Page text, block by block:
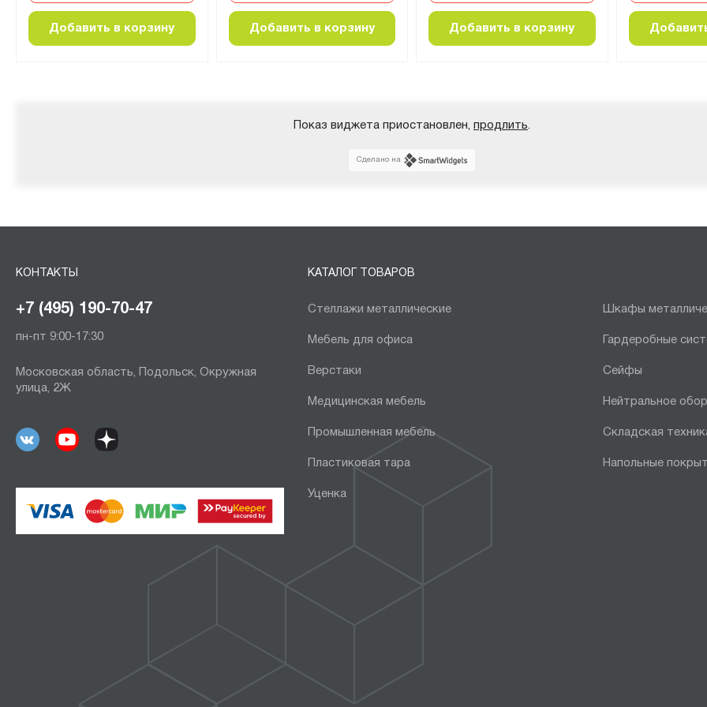
Добавить в корзину Добавить в корзину Добавить в корзину
Показ виджета приостановлен, продлить
Сделано на
КОНТАКТЫ
+7 (495) 190-70-47
пн-пт 9:00-17:30
Московская область, Подольск, Окружная
улица, 2Ж
КАТАЛОГ ТОВАРОВ
Стеллажи металлические Шкафы
Мебель для офиса Гардеробные
Верстаки Сейфы
Медицинская мебель Нейтральное
Промышленная мебель Складская
Пластиковая тара Напольные
Уценка